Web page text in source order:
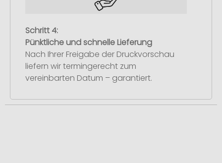
Schritt 4:
Pünktliche und schnelle Lieferung
Nach Ihrer Freigabe der Druckvorschau
liefern wir termingerecht zum
vereinbarten Datum – garantiert.